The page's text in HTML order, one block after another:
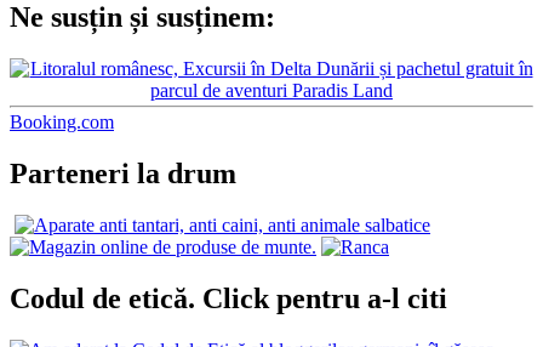
Ne susțin și susținem:
Booking.com
Parteneri la drum
Codul de etică. Click pentru a-l citi